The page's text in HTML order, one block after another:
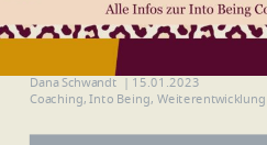
Dana Schwandt
15.01.2023
Coaching,Into Being, Weiterentwicklung